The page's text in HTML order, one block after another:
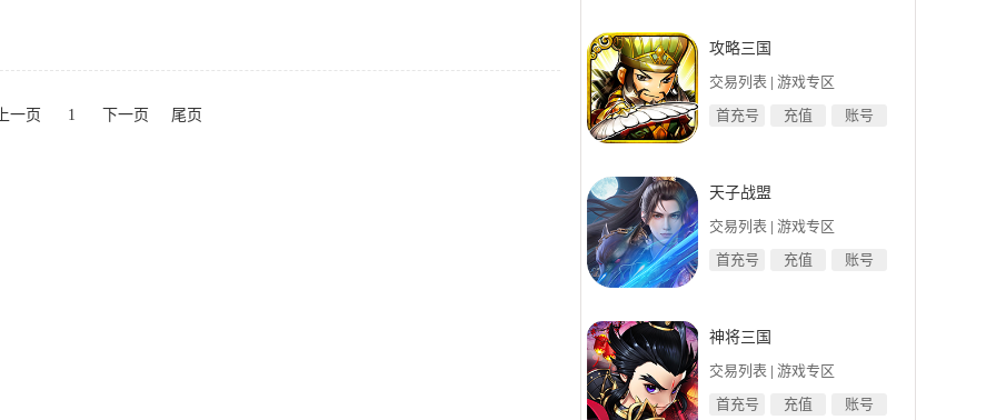
一页 1 下一页 尾页
攻略三国
交易列表 | 游戏专区
首充号
充值 账号
天子战盟
交易列表 | 游戏专区
首充号
充值 账号
神将三国
交易列表 | 游戏专区
首充号
充值 账号